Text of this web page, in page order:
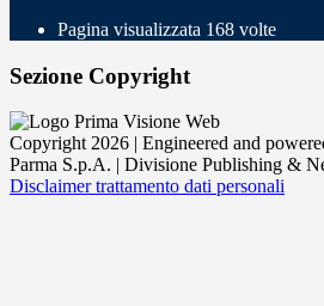
Pagina visualizzata 168 volte
Sezione Copyright
Copyright 2026 | Engineered and
Parma S.p.A. | Divisione Publishing &
Disclaimer trattamento dati personali